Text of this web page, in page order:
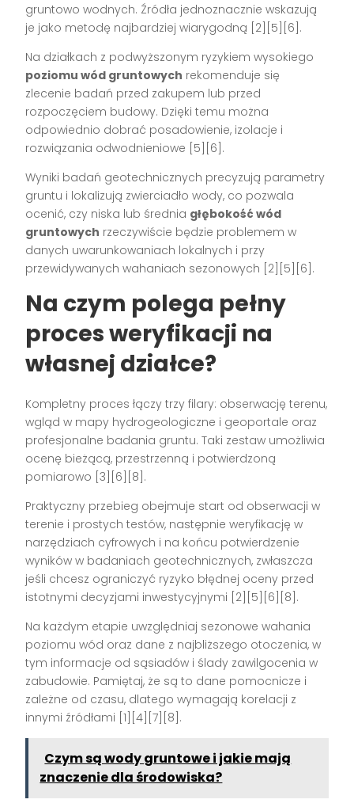
gruntowo wodnych. Źródła jednoznacznie wskazują
je jako metodę najbardziej wiarygodną [2][5][6].
Na działkach z podwyższonym ryzykiem wysokiego
poziomu wód gruntowych rekomenduje się
zlecenie badań przed zakupem lub przed
rozpoczęciem budowy. Dzięki temu można
odpowiednio dobrać posadowienie, izolacje i
rozwiązania odwodnieniowe [5][6].
Wyniki badań geotechnicznych precyzują parametry
gruntu i lokalizują zwierciadło wody, co pozwala
ocenić, czy niska lub średnia głębokość wód
gruntowych rzeczywiście będzie problemem w
danych uwarunkowaniach lokalnych i przy
przewidywanych wahaniach sezonowych [2][5][6].
Na czym polega pełny
proces weryfikacji na
własnej działce?
Kompletny proces łączy trzy filary: obserwację terenu,
wgląd w mapy hydrogeologiczne i geoportale oraz
profesjonalne badania gruntu. Taki zestaw umożliwia
ocenę bieżącą, przestrzenną i potwierdzoną
pomiarowo [3][6][8].
Praktyczny przebieg obejmuje start od obserwacji w
terenie i prostych testów, następnie weryfikację w
narzędziach cyfrowych i na końcu potwierdzenie
wyników w badaniach geotechnicznych, zwłaszcza
jeśli chcesz ograniczyć ryzyko błędnej oceny przed
istotnymi decyzjami inwestycyjnymi [2][5][6][8].
Na każdym etapie uwzględniaj sezonowe wahania
poziomu wód oraz dane z najbliższego otoczenia, w
tym informacje od sąsiadów i ślady zawilgocenia w
zabudowie. Pamiętaj, że są to dane pomocnicze i
zależne od czasu, dlatego wymagają korelacji z
innymi źródłami [1][4][7][8].
Czym są wody gruntowe i jakie mają
znaczenie dla środowiska?